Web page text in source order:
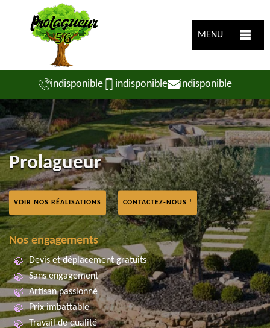
MENU
indisponible indisponible indisponible
Prolagueur
VOIR NOS RÉALISATIONS CONTACTEZ-NOUS !
Nos engagements
Devis et déplacement gratuits
Sans engagement
Artisan passionné
Prix imbattable
Travail de qualité